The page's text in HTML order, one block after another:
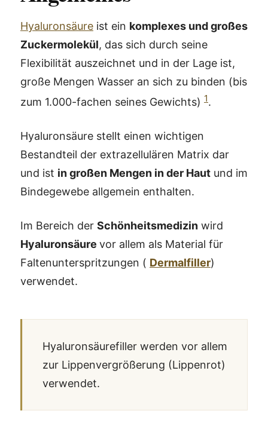
Hyaluronsäure ist ein komplexes und großes
Zuckermolekül, das sich durch seine
Flexibilität auszeichnet und in der Lage ist,
große Mengen Wasser an sich zu binden (bis
zum 1.000-fachen seines Gewichts) 1.
Hyaluronsäure stellt einen wichtigen
Bestandteil der extrazellulären Matrix dar
und ist in großen Mengen in der Haut und im
Bindegewebe allgemein enthalten.
Im Bereich der Schönheitsmedizin wird
Hyaluronsäure vor allem als Material für
Faltenunterspritzungen ( Dermalfiller)
verwendet.
Hyaluronsäurefiller werden vor allem
zur Lippenvergrößerung (Lippenrot)
verwendet.